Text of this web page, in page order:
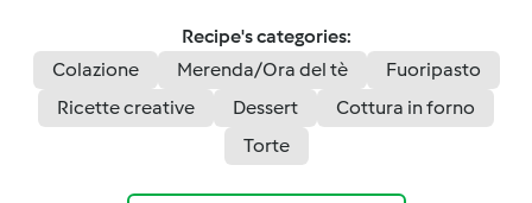
Recipe's categories:
Colazione
Merenda/Ora del tè
Fuoripasto
Ricette creative
Dessert
Cottura in forno
Torte